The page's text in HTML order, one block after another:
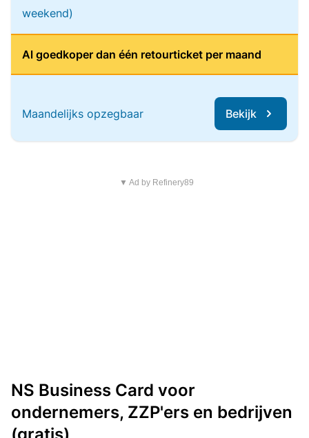
weekend)
Al goedkoper dan één retourticket per maand
Maandelijks opzegbaar Bekijk
▼ Ad by Refinery89
NS Business Card voor
ondernemers, ZZP'ers en bedrijven